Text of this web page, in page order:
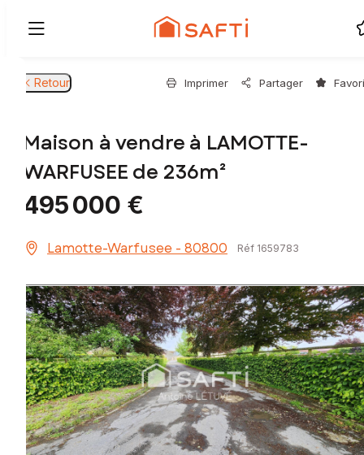
Retour Imprimer Partager
Maison à vendre à LAMOTTE-
WARFUSEE de 236m²
495 000 €
Lamotte-Warfusee - 80800 Réf 1659783